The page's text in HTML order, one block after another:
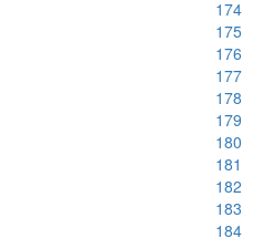
174
175
176
177
178
179
180
181
182
183
184